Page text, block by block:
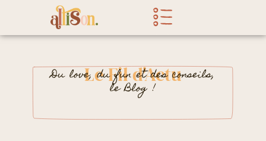
contenu
Le Fil d'Actu
Du love, du fun et des conseils,
le Blog !